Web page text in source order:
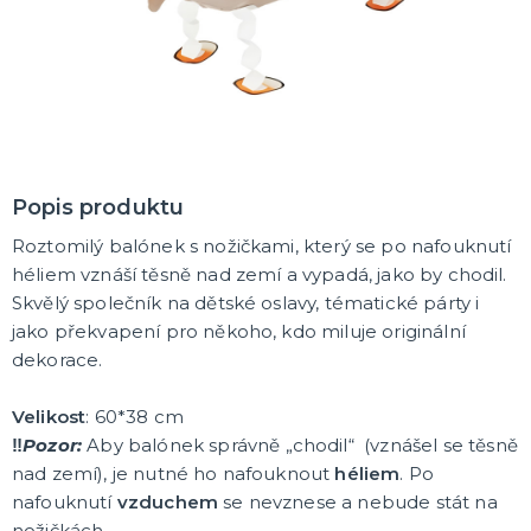
Oblečení a doplňky
Dárky podle témat
Dárky podle události
EKO produkty
Dřevěné produkty
Ostatní dekorace
DALŠÍ KATEGORIE
PÁRTY DOPLŇKY
Piňaty
Svíčky a dekorace dortu
Frkačky
Párty čepičky a čelenky
Šerpy
Pozvánky
Bublifuky
Lightsticky
Nažehlovačky
Fotokoutek - rekvizity
Svatba
Popis produktu
Roztomilý balónek s nožičkami, který se po nafouknutí
héliem vznáší těsně nad zemí a vypadá, jako by chodil.
Skvělý společník na dětské oslavy, tématické párty i
jako překvapení pro někoho, kdo miluje originální
dekorace.
Velikost: 60*38 cm
‼️Pozor: Aby balónek správně „chodil“ (vznášel se těsně
nad zemí), je nutné ho nafouknout héliem. Po
nafouknutí vzduchem se nevznese a nebude stát na